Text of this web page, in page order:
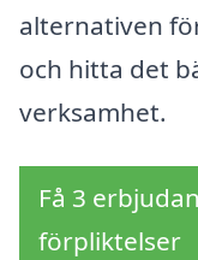
alternativen
och hitta det
verksamhet.
Få 3
förpliktelser